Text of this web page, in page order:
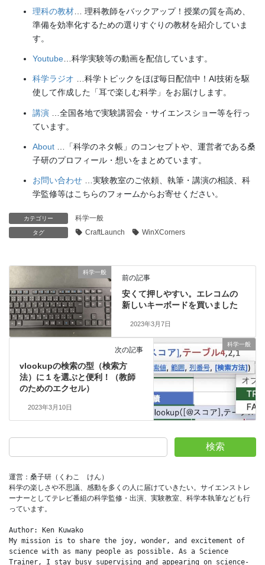
理科の教材 … 理科教師をバックアップ！授業の質を高め、
準備を効率化するための選りすぐりの教材を紹介していま
す。
Youtube …科学実験等の動画を配信しています。
科学ラジオ …科学トピックをほぼ毎日配信中！AI技術を駆
使して作成した「耳で楽しむ科学」をお届けします。
講演 …全国各地で実験講習会・サイエンスショー等を行っ
ています。
About …「科学のネタ帳」のコンセプトや、運営者である桑
子研のプロフィール・想いをまとめています。
お問い合わせ …実験教室のご依頼、執筆・講演の相談、科
学監修等はこちらのフォームからお寄せください。
カテゴリー 科学一般
タグ CraftLaunch WinXCorners
科学一般
前の記事
安くて押しやすい。エレコムの
新しいキーボードを買いました
2023年3月7日
科学一般
次の記事
vlookupの検索の型（検索方
法）に１を選ぶと便利！（教師
のためのエクセル）
2023年3月10日
検索
運営：桑子研（くわこ　けん）
科学の楽しさや不思議、感動を多くの人に届けていきたい。サイエンストレ
ーナーとしてテレビ番組の科学監修・出演、実験教室、科学本執筆なども行
っています。
Author: Ken Kuwako
My mission is to share the joy, wonder, and excitement of
science with as many people as possible. As a Science
Trainer, I stay busy supervising and appearing on science-